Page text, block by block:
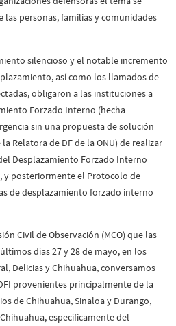
personas, familias y comunidades
silencioso y el notable incremento
así como los llamados de
obligaron a las instituciones a
Forzado Interno (hecha
sin una propuesta de solución
Relatora de DF de la ONU) de realizar
Desplazamiento Forzado Interno
y posteriormente el Protocolo de
de desplazamiento forzado interno
Civil de Observación (MCO) que las
días 27 y 28 de mayo, en los
Delicias y Chihuahua, conversamos
provenientes principalmente de la
de Chihuahua, Sinaloa y Durango,
específicamente del